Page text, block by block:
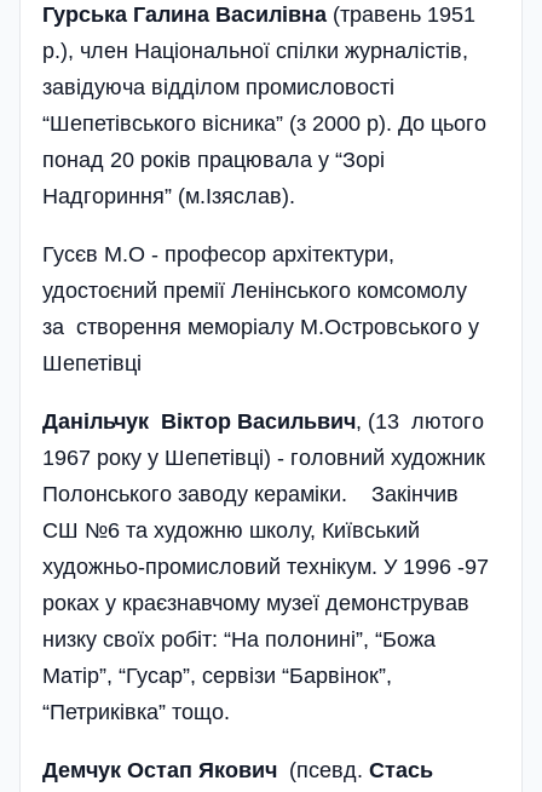
Гурська Галина Василівна (травень 1951
р.), член Національної спілки журналістів,
завідуюча відділом промисловості
“Шепетівського вісника” (з 2000 р). До цього
понад 20 років працювала у “Зорі
Надгориння” (м.Ізяслав).
Гусєв М.О - професор архітектури,
удостоєний премії Ленінського комсомолу
за створення меморіалу М.Островського у
Шепетівці
Данільчук Віктор Васильвич, (13 лютого
1967 року у Шепетівці) - головний художник
Полонського заводу кераміки. Закінчив
СШ №6 та художню школу, Київський
художньо-промисловий технікум. У 1996 -97
роках у краєзнавчому музеї демонстрував
низку своїх робіт: “На полонині”, “Божа
Матір”, “Гусар”, сервізи “Барвінок”,
“Петриківка” тощо.
Демчук Остап Якович (псевд. Стась